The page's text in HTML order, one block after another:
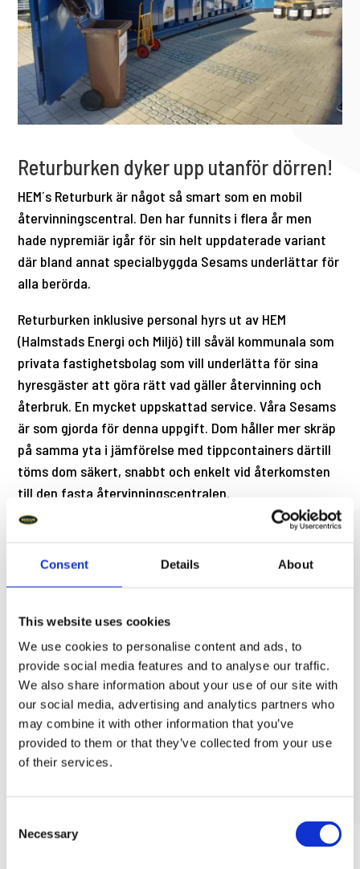
Consent Details About
This website uses cookies
We use cookies to personalise content and ads, to
provide social media features and to analyse our traffic.
We also share information about your use of our site with
our social media, advertising and analytics partners who
may combine it with other information that you’ve
provided to them or that they’ve collected from your use
of their services.
Selection
Necessary
Returburken dyker upp utanför dörren!
HEM´s Returburk är något så smart som en mobil
återvinningscentral. Den har funnits i flera år men
hade nypremiär igår för sin helt uppdaterade variant
där bland annat specialbyggda Sesams underlättar för
alla berörda.
Returburken inklusive personal hyrs ut av HEM
(Halmstads Energi och Miljö) till såväl kommunala som
privata fastighetsbolag som vill underlätta för sina
hyresgäster att göra rätt vad gäller återvinning och
återbruk. En mycket uppskattad service. Våra Sesams
är som gjorda för denna uppgift. Dom håller mer skräp
på samma yta i jämförelse med tippcontainers därtill
töms dom säkert, snabbt och enkelt vid återkomsten
till den fasta återvinningscentralen.
Truckföraren behöver aldrig lämna trucken och ser
Läs mer om hur vi på Sesam skräddarsyr företags
←Föregående nyhet Nästa nyhet→
Senaste nyheter
jul 29, 2026
totalkostnaden